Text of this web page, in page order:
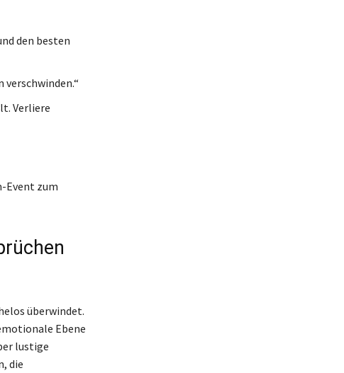
den besten
verschwinden.“
Verliere
Event zum
überwindet.
Ebene
lustige
die